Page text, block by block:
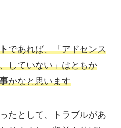
であれば、「アドセンス
していない」はともか
かなと思います
たとして、トラブルがあ